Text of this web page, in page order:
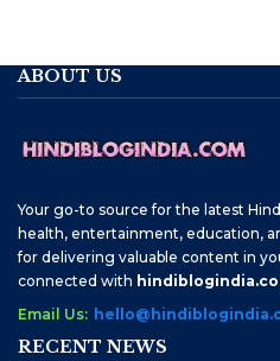
ABOUT US
Your go-to source for the latest
health, entertainment, education,
for delivering valuable content in
connected with
Email Us:
RECENT NEWS